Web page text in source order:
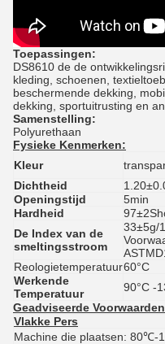
Toepassingen:
DS8610 de de
kleding, schoenen,
beschermende dekking,
dekking, sportuitrusting en
Samenstelling:
Polyurethaan
Fysieke Kenmerken:
Kleur
Dichtheid
1.20
Openingstijd
5min
Hardheid
De Index van de
smeltingsstroom
33±5g/
Reologietemperatuur60°C
Werkende
Temperatuur
90°C -
Geadviseerde
Vlakke Pers
Machine die plaatsen: 80℃-